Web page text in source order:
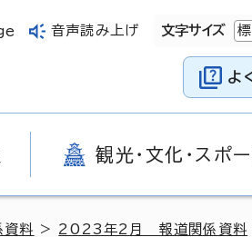
音声読み上げ 文字サイズ
よ
観光・文化・スポ
料 > 2023年2月 報道関係資料